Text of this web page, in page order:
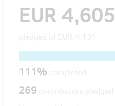
EUR 4,605
111%
269